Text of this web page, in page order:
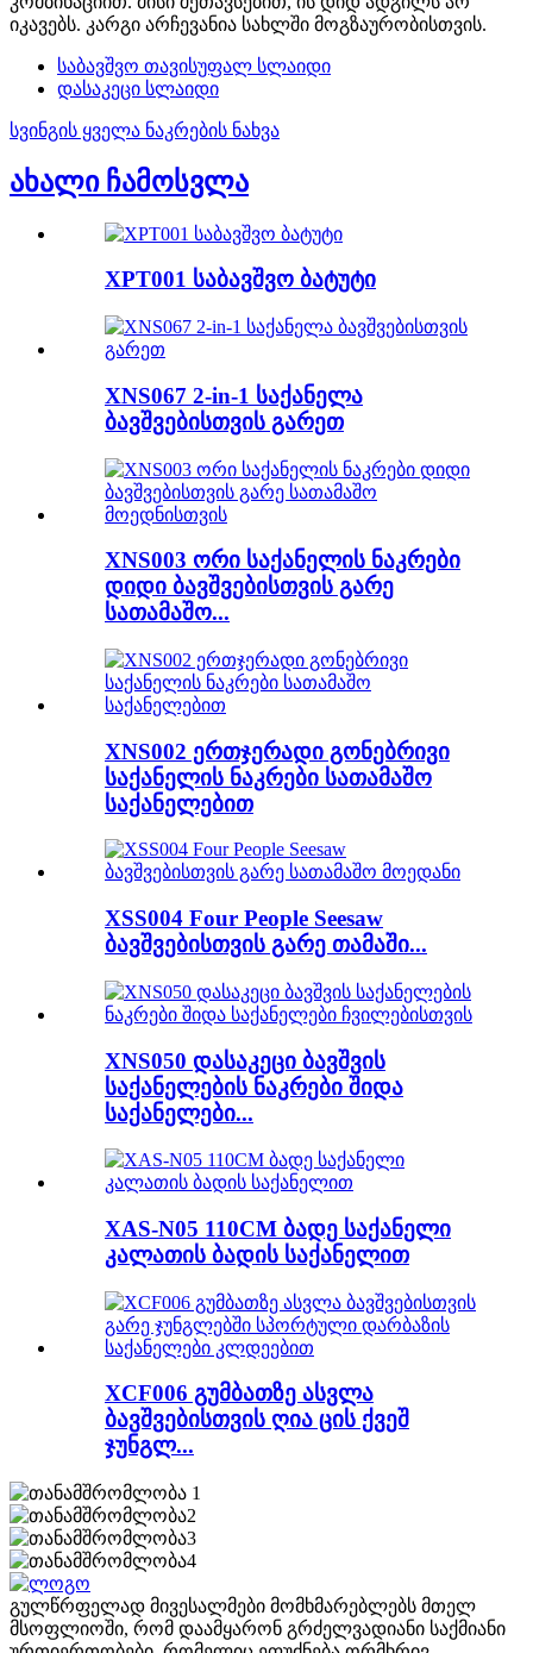
იკავებს. კარგი არჩევანია სახლში მოგზაურობისთვის.
საბავშვო თავისუფალ სლაიდი
დასაკეცი სლაიდი
სვინგის ყველა ნაკრების ნახვა
ახალი ჩამოსვლა
XPT001 საბავშვო ბატუტი
XNS067 2-in-1 საქანელა
ბავშვებისთვის გარეთ
XNS003 ორი საქანელის ნაკრები
დიდი ბავშვებისთვის გარე
სათამაშო...
XNS002 ერთჯერადი გონებრივი
საქანელის ნაკრები სათამაშო
საქანელებით
XSS004 Four People Seesaw
ბავშვებისთვის გარე თამაში...
XNS050 დასაკეცი ბავშვის
საქანელების ნაკრები შიდა
საქანელები...
XAS-N05 110CM ბადე საქანელი
კალათის ბადის საქანელით
XCF006 გუმბათზე ასვლა
ბავშვებისთვის ღია ცის ქვეშ
ჯუნგლ...
გულწრფელად მივესალმები მომხმარებლებს მთელ
მსოფლიოში, რომ დაამყარონ გრძელვადიანი საქმიანი